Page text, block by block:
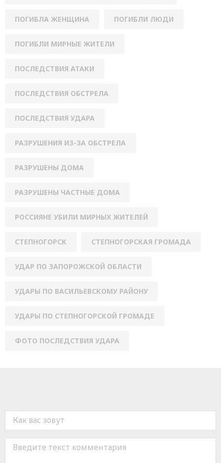
ПОГИБЛА ЖЕНЩИНА ПОГИБЛИ ЛЮДИ
ПОГИБЛИ МИРНЫЕ ЖИТЕЛИ
ПОСЛЕДСТВИЯ АТАКИ
ПОСЛЕДСТВИЯ ОБСТРЕЛА
ПОСЛЕДСТВИЯ УДАРА
РАЗРУШЕНИЯ ИЗ-ЗА ОБСТРЕЛА
РАЗРУШЕНЫ ДОМА
РАЗРУШЕНЫ ЧАСТНЫЕ ДОМА
РОССИЯНЕ УБИЛИ МИРНЫХ ЖИТЕЛЕЙ
СТЕПНОГОРСК СТЕПНОГОРСКАЯ ГРОМАДА
УДАР ПО ЗАПОРОЖСКОЙ ОБЛАСТИ
УДАРЫ ПО ВАСИЛЬЕВСКОМУ РАЙОНУ
УДАРЫ ПО СТЕПНОГОРСКОЙ ГРОМАДЕ
ФОТО ПОСЛЕДСТВИЯ УДАРА